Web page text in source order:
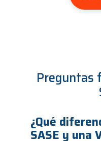
Preguntas
¿Qué
SASE y una